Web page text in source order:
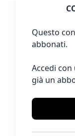
Questo
abbonati.
Accedi
già un